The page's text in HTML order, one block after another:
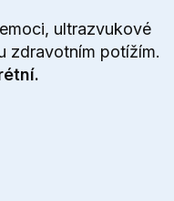
, ultrazvukové
zdravotním potížím.